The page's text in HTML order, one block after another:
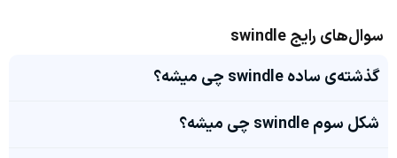
سوال‌های رایج swindle
گذشته‌ی ساده swindle چی میشه؟
شکل سوم swindle چی میشه؟